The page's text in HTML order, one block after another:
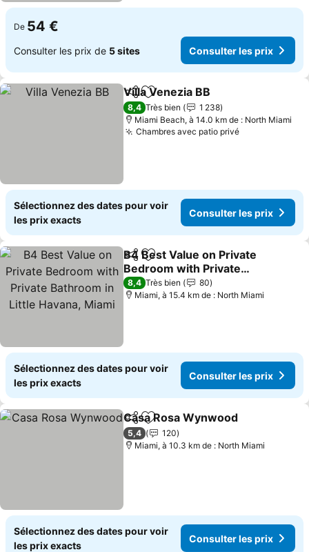
De 54 €
Consulter les prix de 5 sites Consulter les prix
PartagerAjouter à mes favoris
Villa Venezia BB
8,4 Très bien
1 238
Miami Beach, à 14.0 km de : North Miami
Chambres avec patio privé
Sélectionnez des dates pour voir
les prix exacts
Consulter les prix
PartagerAjouter à mes favoris
B4 Best Value on Private
Bedroom with Private
Bathroom in Little
Havana, Miami
8,4 Très bien
80
Miami, à 15.4 km de : North Miami
Sélectionnez des dates pour voir
les prix exacts
Consulter les prix
PartagerAjouter à mes favoris
Casa Rosa Wynwood
5,4
120
Miami, à 10.3 km de : North Miami
Sélectionnez des dates pour voir
les prix exacts
Consulter les prix